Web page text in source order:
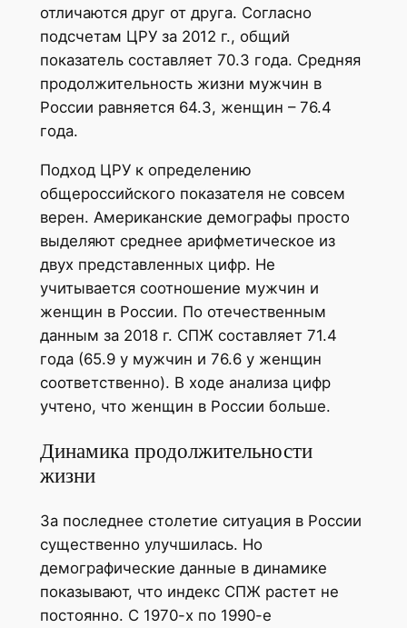
отличаются друг от друга. Согласно
подсчетам ЦРУ за 2012 г., общий
показатель составляет 70.3 года. Средняя
продолжительность жизни мужчин в
России равняется 64.3, женщин – 76.4
года.
Подход ЦРУ к определению
общероссийского показателя не совсем
верен. Американские демографы просто
выделяют среднее арифметическое из
двух представленных цифр. Не
учитывается соотношение мужчин и
женщин в России. По отечественным
данным за 2018 г. СПЖ составляет 71.4
года (65.9 у мужчин и 76.6 у женщин
соответственно). В ходе анализа цифр
учтено, что женщин в России больше.
Динамика продолжительности
жизни
За последнее столетие ситуация в России
существенно улучшилась. Но
демографические данные в динамике
показывают, что индекс СПЖ растет не
постоянно. С 1970-х по 1990-е